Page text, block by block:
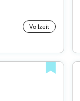
Vollzeit